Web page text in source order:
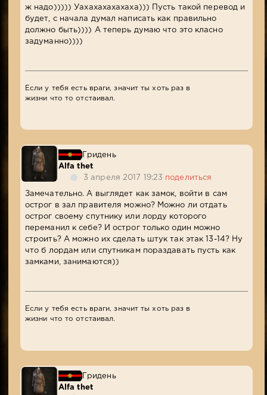
ж надо))))) Уахахахахахаха))) Пусть такой перевод и
будет, с начала думал написать как правильно
должно быть)))) А теперь думаю что это класно
задуманно))))
Если у тебя есть враги, значит ты хоть раз в
жизни что то отстаивал.
Гридень
Alfa thet
3 апреля 2017 19:23
поделиться
Замечательно. А выглядет как замок, войти в сам
острог в зал правителя можно? Можно ли отдать
острог своему спутнику или лорду которого
переманил к себе? И острог только один можно
строить? А можно их сделать штук так этак 13-14? Ну
что б лордам или спутникам пораздавать пусть как
замками, занимаются))
Если у тебя есть враги, значит ты хоть раз в
жизни что то отстаивал.
Гридень
Alfa thet